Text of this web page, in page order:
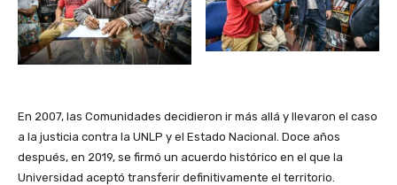
En 2007, las Comunidades decidieron ir más allá y llevaron el caso
a la justicia contra la UNLP y el Estado Nacional. Doce años
después, en 2019, se firmó un acuerdo histórico en el que la
Universidad aceptó transferir definitivamente el territorio.